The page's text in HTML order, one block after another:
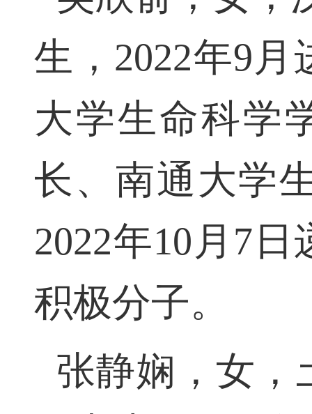
吴欣俞，女，
生，2022年9
大学生命科学
长、南通大
2022年10月7